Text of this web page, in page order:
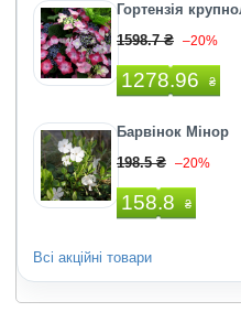
Гортензія
1598.7 ₴ –20%
1278.96 ₴
Барвінок Мінор
198.5 ₴ –20%
158.8 ₴
Всі акційні товари